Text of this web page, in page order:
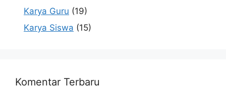
Karya Guru (19)
Karya Siswa (15)
Komentar Terbaru